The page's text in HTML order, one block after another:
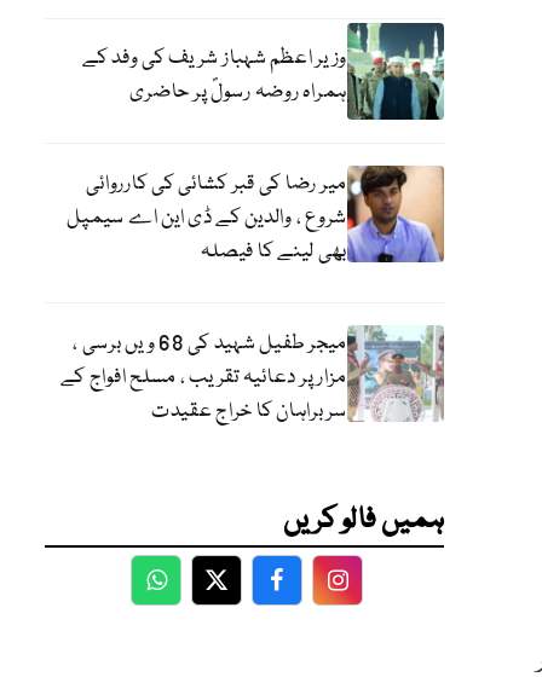
وزیر اعظم شہباز شریف کی وفد کے
ہمراہ روضہ رسولؐ پر حاضری
میر رضا کی قبر کشائی کی کارروائی
شروع ، والدین کے ڈی این اے سیمپل
بھی لینے کا فیصلہ
میجر طفیل شہید کی 68 ویں برسی ،
مزار پر دعائیہ تقریب ، مسلح افواج کے
سربراہان کا خراج عقیدت
ہمیں فالو کریں
WhatsApp
TwitterFacebookFacebook